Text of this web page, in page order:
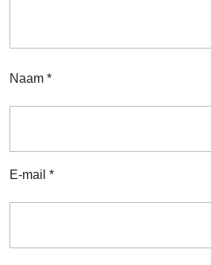
Naam *
E-mail *